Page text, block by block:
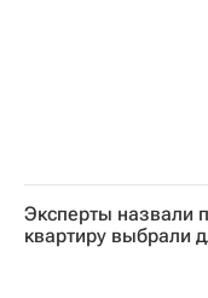
Эксперты назвали
квартиру выбрали